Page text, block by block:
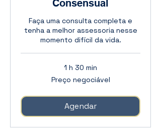
Consensual
Faça uma consulta completa e
tenha a melhor assessoria nesse
momento difícil da vida.
1 h 30 min
Preço negociável
Agendar